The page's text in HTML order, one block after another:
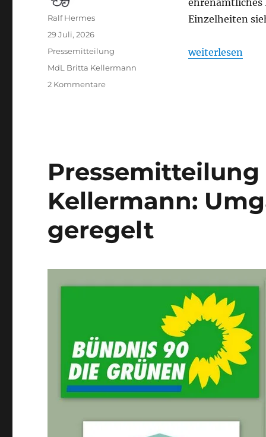
ehrenamtliches
Einzelheiten
weiterlesen
Autor
Ralf Hermes
Veröffentlicht
29 Juli, 2026
Kategorien
Pressemitteilung
Schlagwörter
MdL Britta Kellermann
2 Kommentarezu
MdL
Britta
Kellermann
Pressemitteilung
Kellermann:
geregelt